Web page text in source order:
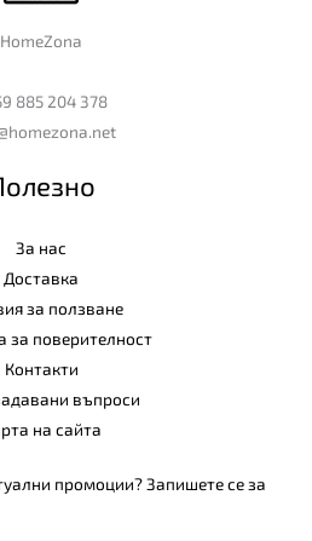
HomeZona
885 204 378
За нас
Доставка
за ползване
за поверителност
Контакти
въпроси
на сайта
промоции? Запишете се за